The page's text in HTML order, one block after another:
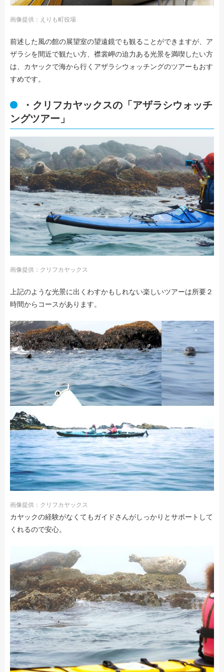
画像提供：えりも町役場
前述した風の館の展望室の望遠鏡でも観ることができますが、ア
ザラシを間近で観たい方、襟裳岬の迫力ある光景を満喫したい方
は、カヤックで海から行くアザラシウォッチングのツアーもおす
すめです。
・クリフカヤックスの「アザラシウォッチ
ングツアー」
画像提供：クリフカヤックス
上記のような光景に出くわすかもしれない楽しいツアーは所要２
時間からコースがあります。
画像提供：クリフカヤックス
カヤックの経験がなくてもガイドさんがしっかりとサポートして
くれるので安心。